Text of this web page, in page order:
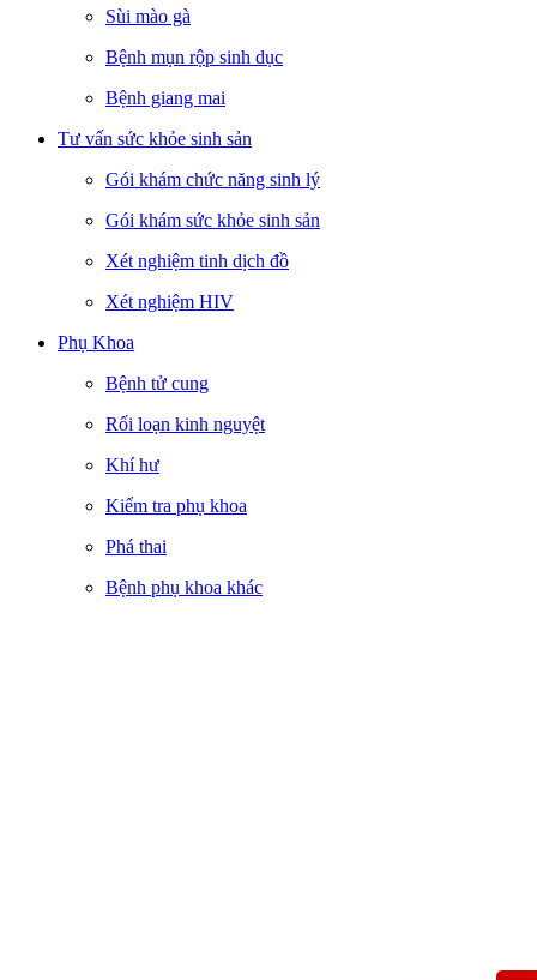
Sùi mào gà
Bệnh mụn rộp sinh dục
Bệnh giang mai
Tư vấn sức khỏe sinh sản
Gói khám chức năng sinh lý
Gói khám sức khỏe sinh sản
Xét nghiệm tinh dịch đồ
Xét nghiệm HIV
Phụ Khoa
Bệnh tử cung
Rối loạn kinh nguyệt
Khí hư
Kiểm tra phụ khoa
Phá thai
Bệnh phụ khoa khác